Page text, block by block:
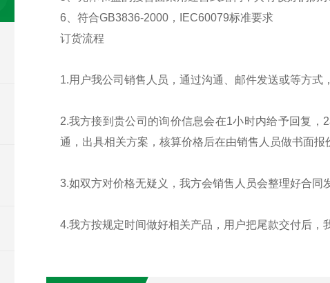
6、符合GB3836-2000，IEC60079标准要求
订货流程
1.用户我公司销售人员，通过沟通、邮件发送或等方式
2.我方接到贵公司的询价信息会在1小时内给予回复
通，出具相关方案，核算价格后在由销售人员做书面报
3.如双方对价格无疑义，我方会销售人员会整理好合同
4.我方按规定时间做好相关产品，用户把尾款交付后，